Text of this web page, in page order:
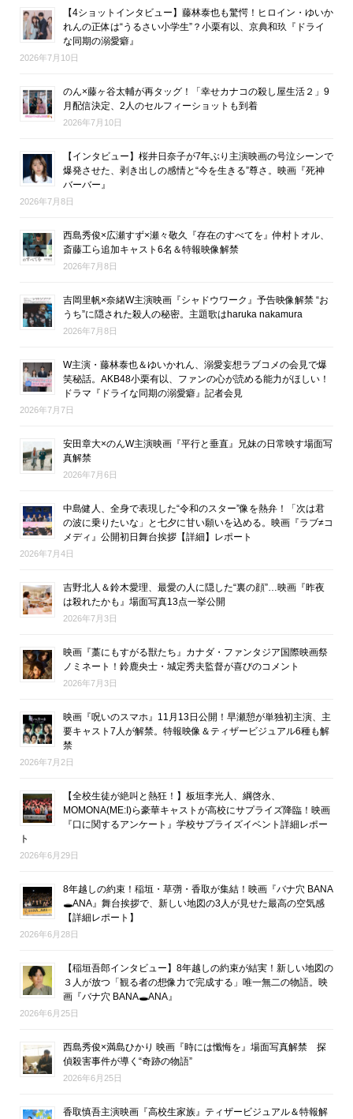
【4ショットインタビュー】藤林泰也も驚愕！ヒロイン・ゆいか
れんの正体は“うるさい小学生”？小栗有以、京典和玖『ドライ
な同期の溺愛癖』
2026年7月10日
のん×藤ヶ谷太輔が再タッグ！「幸せカナコの殺し屋生活２」9
月配信決定、2人のセルフィーショットも到着
2026年7月10日
【インタビュー】桜井日奈子が7年ぶり主演映画の号泣シーンで
爆発させた、剥き出しの感情と“今を生きる”尊さ。映画『死神
バーバー』
2026年7月8日
西島秀俊×広瀬すず×瀬々敬久『存在のすべてを』仲村トオル、
斎藤工ら追加キャスト6名＆特報映像解禁
2026年7月8日
吉岡里帆×奈緒W主演映画『シャドウワーク』予告映像解禁 “お
うち”に隠された殺人の秘密。主題歌はharuka nakamura
2026年7月8日
W主演・藤林泰也＆ゆいかれん、溺愛妄想ラブコメの会見で爆
笑秘話。AKB48小栗有以、ファンの心が読める能力がほしい！
ドラマ『ドライな同期の溺愛癖』記者会見
2026年7月7日
安田章大×のんW主演映画『平行と垂直』兄妹の日常映す場面写
真解禁
2026年7月6日
中島健人、全身で表現した“令和のスター”像を熱弁！「次は君
の波に乗りたいな」と七夕に甘い願いを込める。映画『ラブ≠コ
メディ』公開初日舞台挨拶【詳細】レポート
2026年7月4日
吉野北人＆鈴木愛理、最愛の人に隠した“裏の顔”…映画『昨夜
は殺れたかも』場面写真13点一挙公開
2026年7月3日
映画『藁にもすがる獣たち』カナダ・ファンタジア国際映画祭
ノミネート！鈴鹿央士・城定秀夫監督が喜びのコメント
2026年7月3日
映画『呪いのスマホ』11月13日公開！早瀬憩が単独初主演、主
要キャスト7人が解禁。特報映像＆ティザービジュアル6種も解
禁
2026年7月2日
【全校生徒が絶叫と熱狂！】板垣李光人、綱啓永、
MOMONA(ME:I)ら豪華キャストが高校にサプライズ降臨！映画
『口に関するアンケート』学校サプライズイベント詳細レポー
ト
2026年6月29日
8年越しの約束！稲垣・草彅・香取が集結！映画『バナ穴 BANA
🕳ANA』舞台挨拶で、新しい地図の3人が見せた最高の空気感
【詳細レポート】
2026年6月28日
【稲垣吾郎インタビュー】8年越しの約束が結実！新しい地図の
３人が放つ「観る者の想像力で完成する」唯一無二の物語。映
画『バナ穴 BANA🕳ANA』
2026年6月25日
西島秀俊×満島ひかり 映画『時には懺悔を』場面写真解禁 探
偵殺害事件が導く“奇跡の物語”
2026年6月25日
香取慎吾主演映画『高校生家族』ティザービジュアル＆特報解